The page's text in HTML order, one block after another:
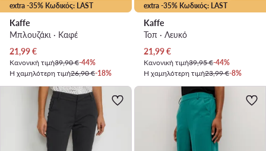
extra -35% Κωδικός: LAST
Kaffe
Μπλουζάκι · Καφέ
Τρέχουσα τιμή
21,99€
Κανονική τιμή39,90 €-44%
Η χαμηλότερη τιμή26,90 €-18%
extra -35% Κωδικός: LAST
Kaffe
Τοπ · Λευκό
Τρέχουσα τιμή
21,99€
Κανονική τιμή39,95 €-44%
Η χαμηλότερη τιμή23,99 €-8%